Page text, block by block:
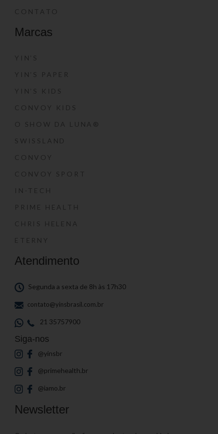
CONTATO
Marcas
YIN’S
YIN’S PAPER
YIN’S KIDS
CONVOY KIDS
O SHOW DA LUNA®
SWISSLAND
CONVOY
CONVOY SPORT
IN-TECH
PRIME HEALTH
CHRIS HELENA
ETERNY
Atendimento
Segunda a sexta de 8h às 17h30
contato@yinsbrasil.com.br
21 35757900
Siga-nos
@yinsbr
@primehealth.br
@iamo.br
Newsletter